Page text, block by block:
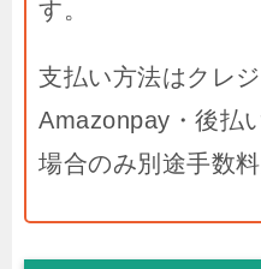
す。
支払い方法はクレ
Amazonpay・後払
場合のみ別途手数